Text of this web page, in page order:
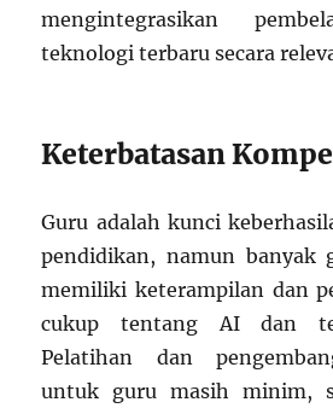
mengintegrasikan
teknologi terbaru secara
Keterbatasan
Guru adalah kunci
pendidikan, namun banyak
memiliki keterampilan dan
cukup tentang AI dan
Pelatihan dan
untuk guru masih minim,